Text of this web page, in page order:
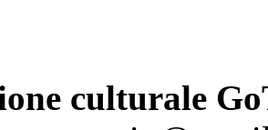
culturale